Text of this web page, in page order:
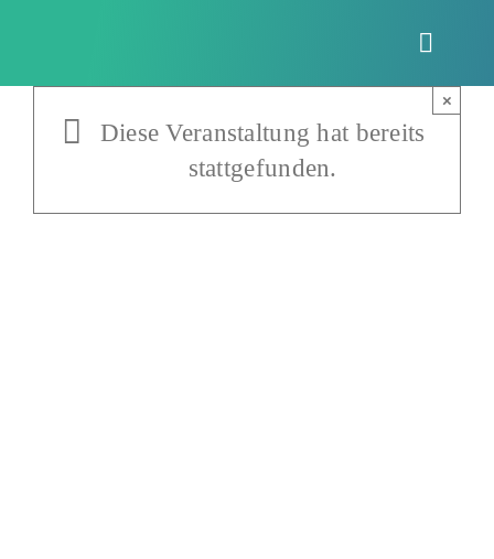
Toggle
Diese Veranstaltung hat bereits
stattgefunden.
×